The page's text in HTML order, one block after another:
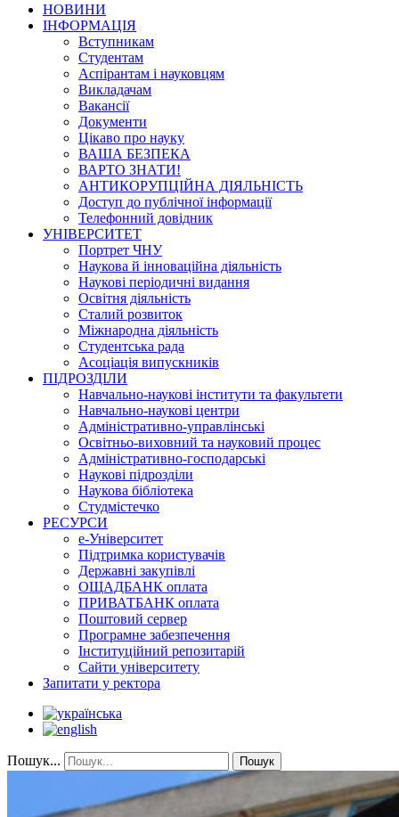
НОВИНИ
ІНФОРМАЦІЯ
Вступникам
Студентам
Аспірантам і науковцям
Викладачам
Вакансії
Документи
Цікаво про науку
ВАША БЕЗПЕКА
ВАРТО ЗНАТИ!
АНТИКОРУПЦІЙНА ДІЯЛЬНІСТЬ
Доступ до публічної інформації
Телефонний довідник
УНІВЕРСИТЕТ
Портрет ЧНУ
Наукова й інноваційна діяльність
Наукові періодичні видання
Освітня діяльність
Сталий розвиток
Міжнародна діяльність
Студентська рада
Асоціація випускників
ПІДРОЗДІЛИ
Навчально-наукові інститути та факультети
Навчально-наукові центри
Адміністративно-управлінські
Освітньо-виховний та науковий процес
Адміністративно-господарські
Наукові підрозділи
Наукова бібліотека
Студмістечко
РЕСУРСИ
е-Університет
Підтримка користувачів
Державні закупівлі
ОЩАДБАНК оплата
ПРИВАТБАНК оплата
Поштовий сервер
Програмне забезпечення
Інституційний репозитарій
Сайти університету
Запитати у ректора
Пошук... Пошук